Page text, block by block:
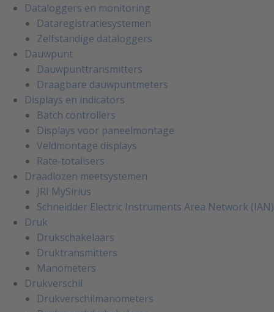
Dataloggers en monitoring
Dataregistratiesystemen
Zelfstandige dataloggers
Dauwpunt
Dauwpunttransmitters
Draagbare dauwpuntmeters
Displays en indicators
Batch controllers
Displays voor paneelmontage
Veldmontage displays
Rate-totalisers
Draadlozen meetsystemen
JRI MySirius
Schneidder Electric Instruments Area Network (IAN)
Druk
Drukschakelaars
Druktransmitters
Manometers
Drukverschil
Drukverschilmanometers